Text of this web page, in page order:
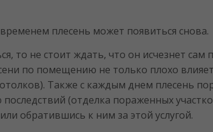
плесень может появиться снова.
то не стоит ждать, что он исчезнет
по помещению не только плохо
Также с каждым днем плесень
(отделка пораженных
обратившись к ним за этой услугой.